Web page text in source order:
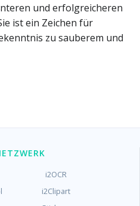
und erfolgreicheren
ist ein Zeichen für
zu sauberem und
i2OCR
i2Clipart